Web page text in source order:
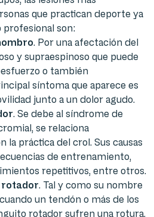
que practican deporte ya
profesional son:
. Por una afectación del
y supraespinoso que puede
o también
síntoma que aparece es
junto a un dolor agudo.
. Se debe al síndrome de
se relaciona
la práctica del crol. Sus causas
de entrenamiento,
repetitivos, entre otros.
rotador. Tal y como su nombre
un tendón o más de los
rotador sufren una rotura,